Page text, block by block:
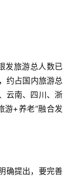
发旅游总人数已
约占国内旅游总
云南、四川、浙
游+养老”融合发
确提出，要完善